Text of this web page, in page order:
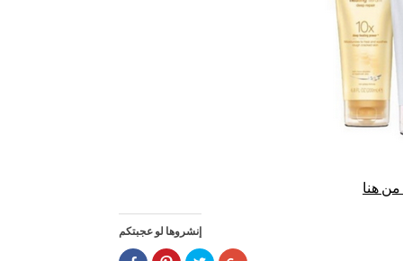
من هنا
إنشروها لو عجبتكم